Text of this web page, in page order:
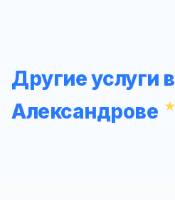
Другие услуги в
Александрове